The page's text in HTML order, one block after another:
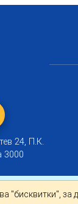
"бисквитки",
24, П.К.
3000